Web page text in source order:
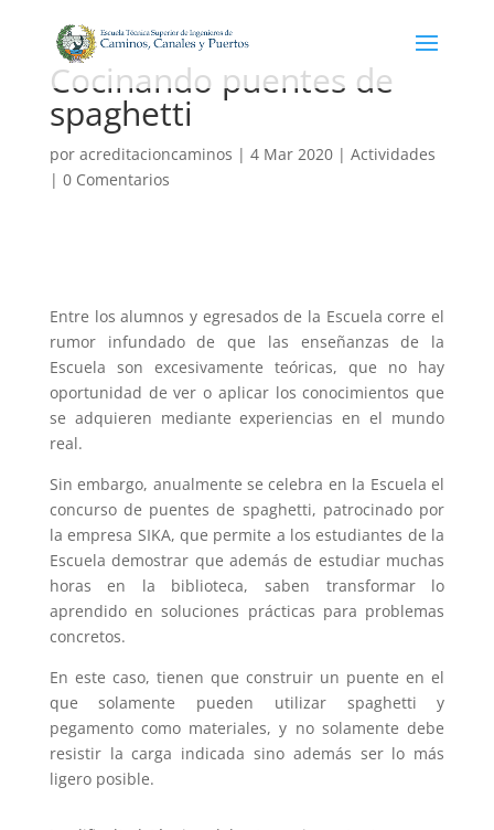
Cocinando puentes de
spaghetti
por acreditacioncaminos | 4 Mar 2020| Actividades
| 0 Comentarios
Entre los alumnos y egresados de la Escuela corre el
rumor infundado de que las enseñanzas de la
Escuela son excesivamente teóricas, que no hay
oportunidad de ver o aplicar los conocimientos que
se adquieren mediante experiencias en el mundo
real.
Sin embargo, anualmente se celebra en la Escuela el
concurso de puentes de spaghetti, patrocinado por
la empresa SIKA, que permite a los estudiantes de la
Escuela demostrar que además de estudiar muchas
horas en la biblioteca, saben transformar lo
aprendido en soluciones prácticas para problemas
concretos.
En este caso, tienen que construir un puente en el
que solamente pueden utilizar spaghetti y
pegamento como materiales, y no solamente debe
resistir la carga indicada sino además ser lo más
ligero posible.